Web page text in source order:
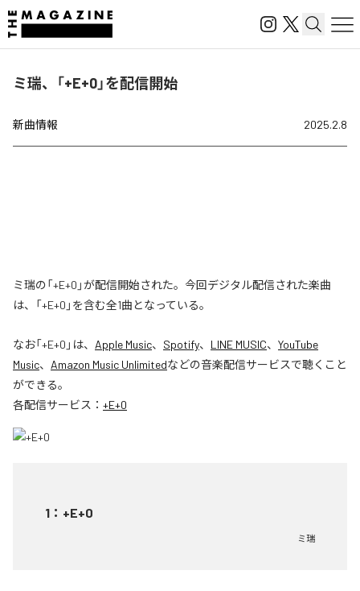
ミ瑞、「+E+0」を配信開始
新曲情報 2025.2.8
ミ瑞の「+E+0」が配信開始された。今回デジタル配信された楽曲
は、「+E+0」を含む全1曲となっている。
なお「+E+0 」は、 Apple Music、 Spotify、 LINE MUSIC、 YouTube
Music、 Amazon Music Unlimitedなどの音楽配信サービスで聴くこと
ができる。
各配信サービス： +E+0
1 ： +E+0
ミ瑞